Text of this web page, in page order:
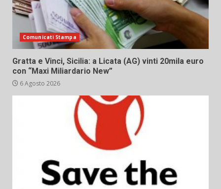
Comunicati Stampa
Gratta e Vinci, Sicilia: a Licata (AG) vinti 20mila euro
con “Maxi Miliardario New”
6 Agosto 2026